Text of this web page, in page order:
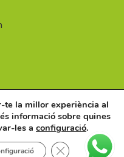
te la millor experiència al
informació sobre quines
les a configuració.
Tanca el bàner